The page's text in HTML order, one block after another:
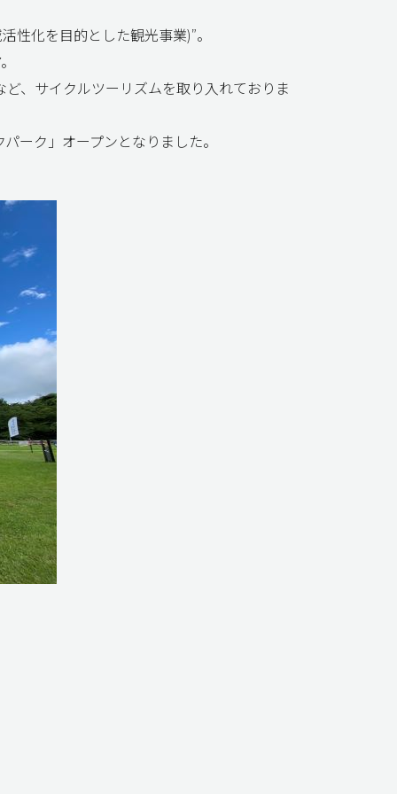
性化を目的とした観光事業)”。
、サイクルツーリズムを取り入れておりま
ーク」オープンとなりました。